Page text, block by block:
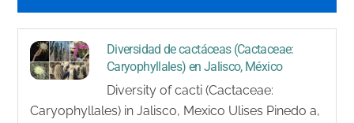
Diversidad de cactáceas (Cactaceae:
Caryophyllales) en Jalisco, México
Diversity of cacti (Cactaceae:
Caryophyllales) in Jalisco, Mexico Ulises Pinedo a,